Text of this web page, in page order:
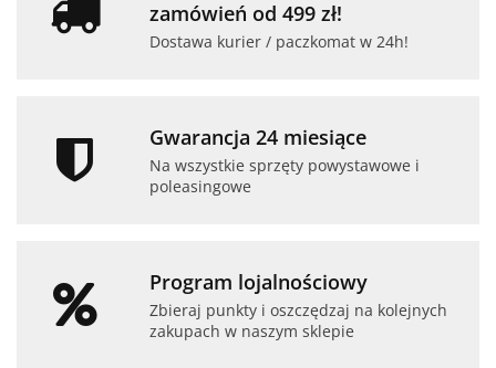
zamówień od 499 zł!
Dostawa kurier / paczkomat w 24h!
Gwarancja 24 miesiące
Na wszystkie sprzęty powystawowe i
poleasingowe
Program lojalnościowy
Zbieraj punkty i oszczędzaj na kolejnych
zakupach w naszym sklepie